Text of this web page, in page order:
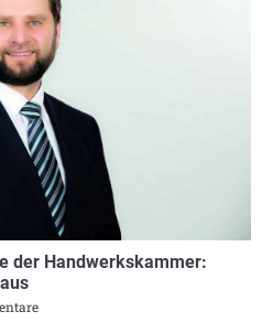
der Handwerkskammer: